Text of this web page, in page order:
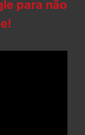
para não